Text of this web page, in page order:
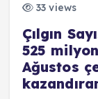
33 views
Çılgın
525
Ağustos